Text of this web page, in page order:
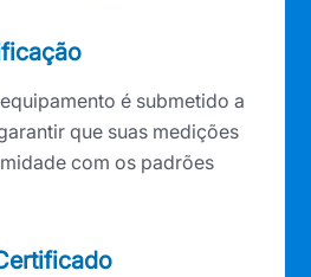
é submetido a
que suas medições
com os padrões